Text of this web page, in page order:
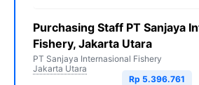
Purchasing Staff PT Sanjaya
Fishery, Jakarta Utara
PT Sanjaya Internasional Fishery
Jakarta Utara
Rp 5.396.761